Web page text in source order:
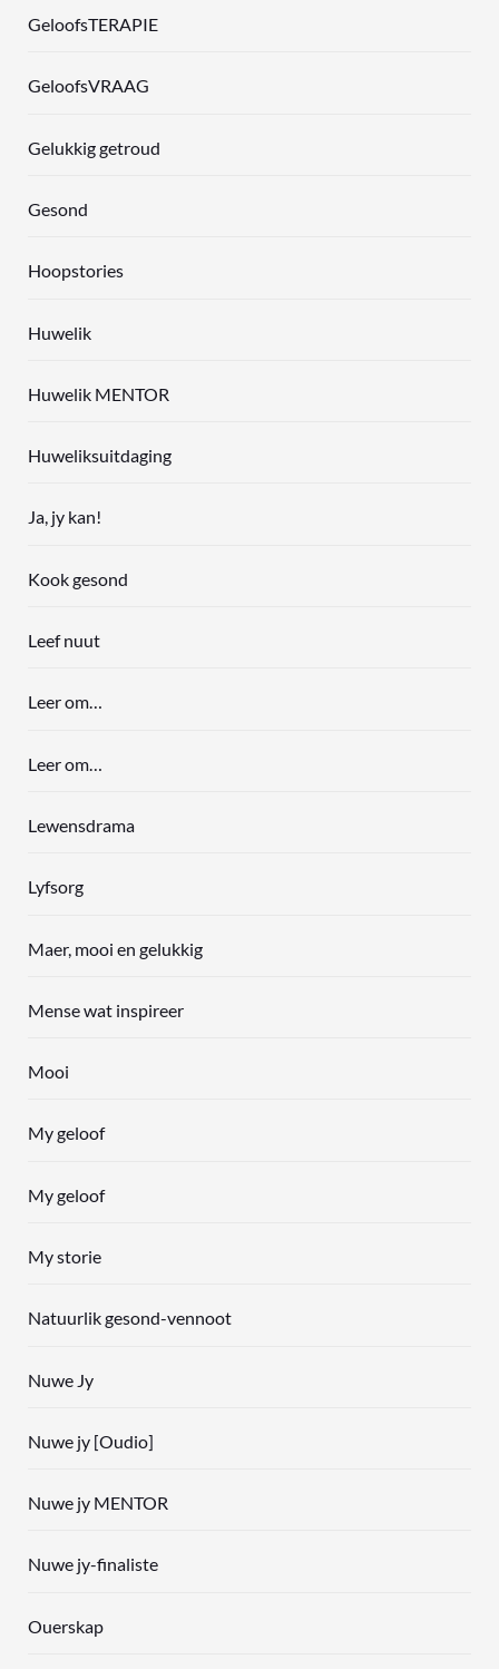
GeloofsTERAPIE
GeloofsVRAAG
Gelukkig getroud
Gesond
Hoopstories
Huwelik
Huwelik MENTOR
Huweliksuitdaging
Ja, jy kan!
Kook gesond
Leef nuut
Leer om…
Leer om…
Lewensdrama
Lyfsorg
Maer, mooi en gelukkig
Mense wat inspireer
Mooi
My geloof
My geloof
My storie
Natuurlik gesond-vennoot
Nuwe Jy
Nuwe jy [Oudio]
Nuwe jy MENTOR
Nuwe jy-finaliste
Ouerskap